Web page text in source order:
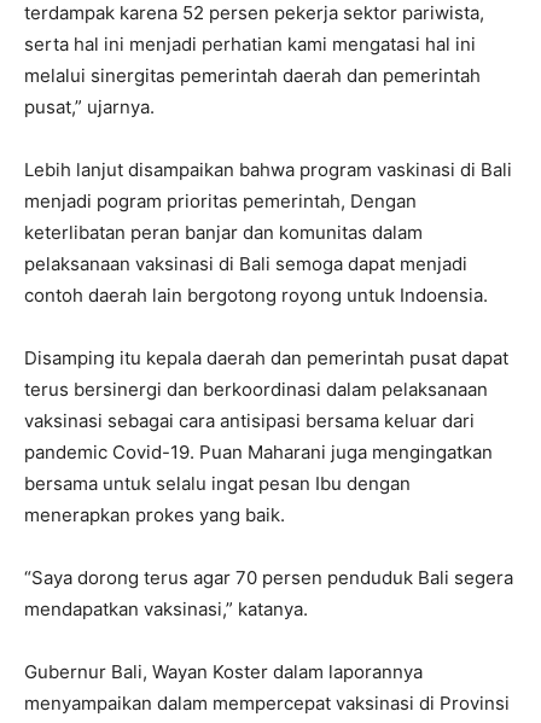
terdampak karena 52 persen pekerja sektor pariwista,
serta hal ini menjadi perhatian kami mengatasi hal ini
melalui sinergitas pemerintah daerah dan pemerintah
pusat,” ujarnya.
Lebih lanjut disampaikan bahwa program vaskinasi di Bali
menjadi pogram prioritas pemerintah, Dengan
keterlibatan peran banjar dan komunitas dalam
pelaksanaan vaksinasi di Bali semoga dapat menjadi
contoh daerah lain bergotong royong untuk Indoensia.
Disamping itu kepala daerah dan pemerintah pusat dapat
terus bersinergi dan berkoordinasi dalam pelaksanaan
vaksinasi sebagai cara antisipasi bersama keluar dari
pandemic Covid-19. Puan Maharani juga mengingatkan
bersama untuk selalu ingat pesan Ibu dengan
menerapkan prokes yang baik.
“Saya dorong terus agar 70 persen penduduk Bali segera
mendapatkan vaksinasi,” katanya.
Gubernur Bali, Wayan Koster dalam laporannya
menyampaikan dalam mempercepat vaksinasi di Provinsi